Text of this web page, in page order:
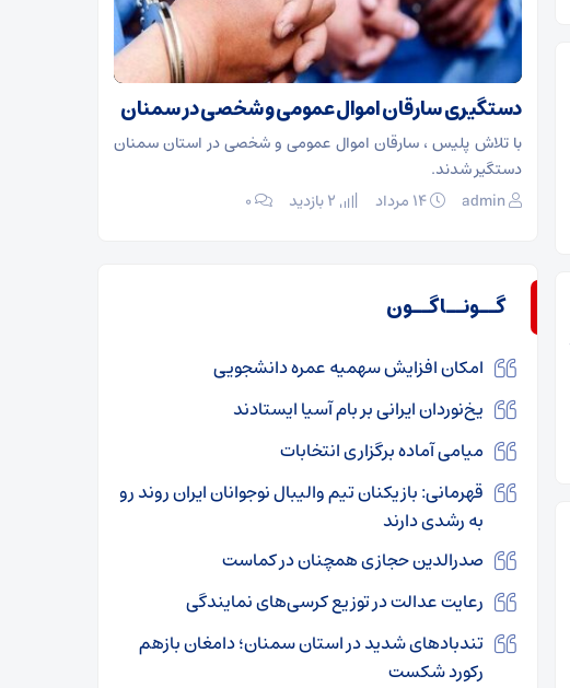
دستگیری سارقان اموال عمومی و شخصی در سمنان
با تلاش پلیس ، سارقان اموال عمومی و شخصی در استان سمنان
دستگیر شدند.
admin
۰
گــونــاگــون
امکان افزایش سهمیه عمره دانشجویی
یخ‌نوردان ایرانی بر بام آسیا ایستادند
میامی آماده برگزاری انتخابات
قهرمانی: بازیکنان تیم والیبال نوجوانان ایران روند رو
به رشدی دارند
صدرالدین حجازی همچنان در کماست
رعایت عدالت در توزیع کرسی‌های نمایندگی
تندبادهای شدید در استان سمنان؛ دامغان بازهم
رکورد شکست